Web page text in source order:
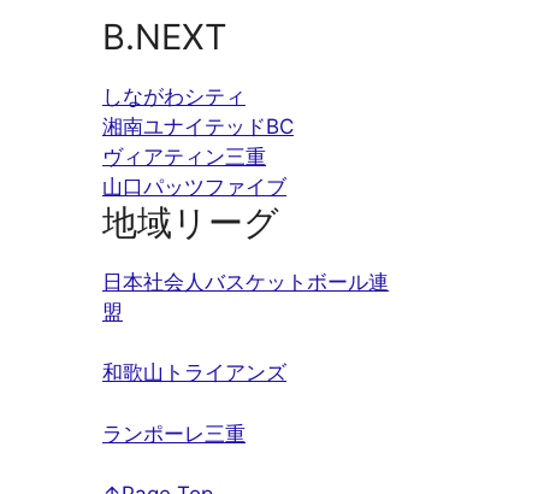
B.NEXT
しながわシティ
湘南ユナイテッドBC
ヴィアティン三重
山口パッツファイブ
地域リーグ
日本社会人バスケットボール連
盟
和歌山トライアンズ
ランポーレ三重